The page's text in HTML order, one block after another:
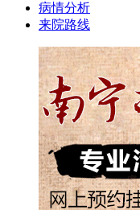
病情分析
来院路线